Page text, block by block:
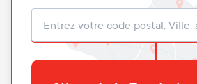
Localisation